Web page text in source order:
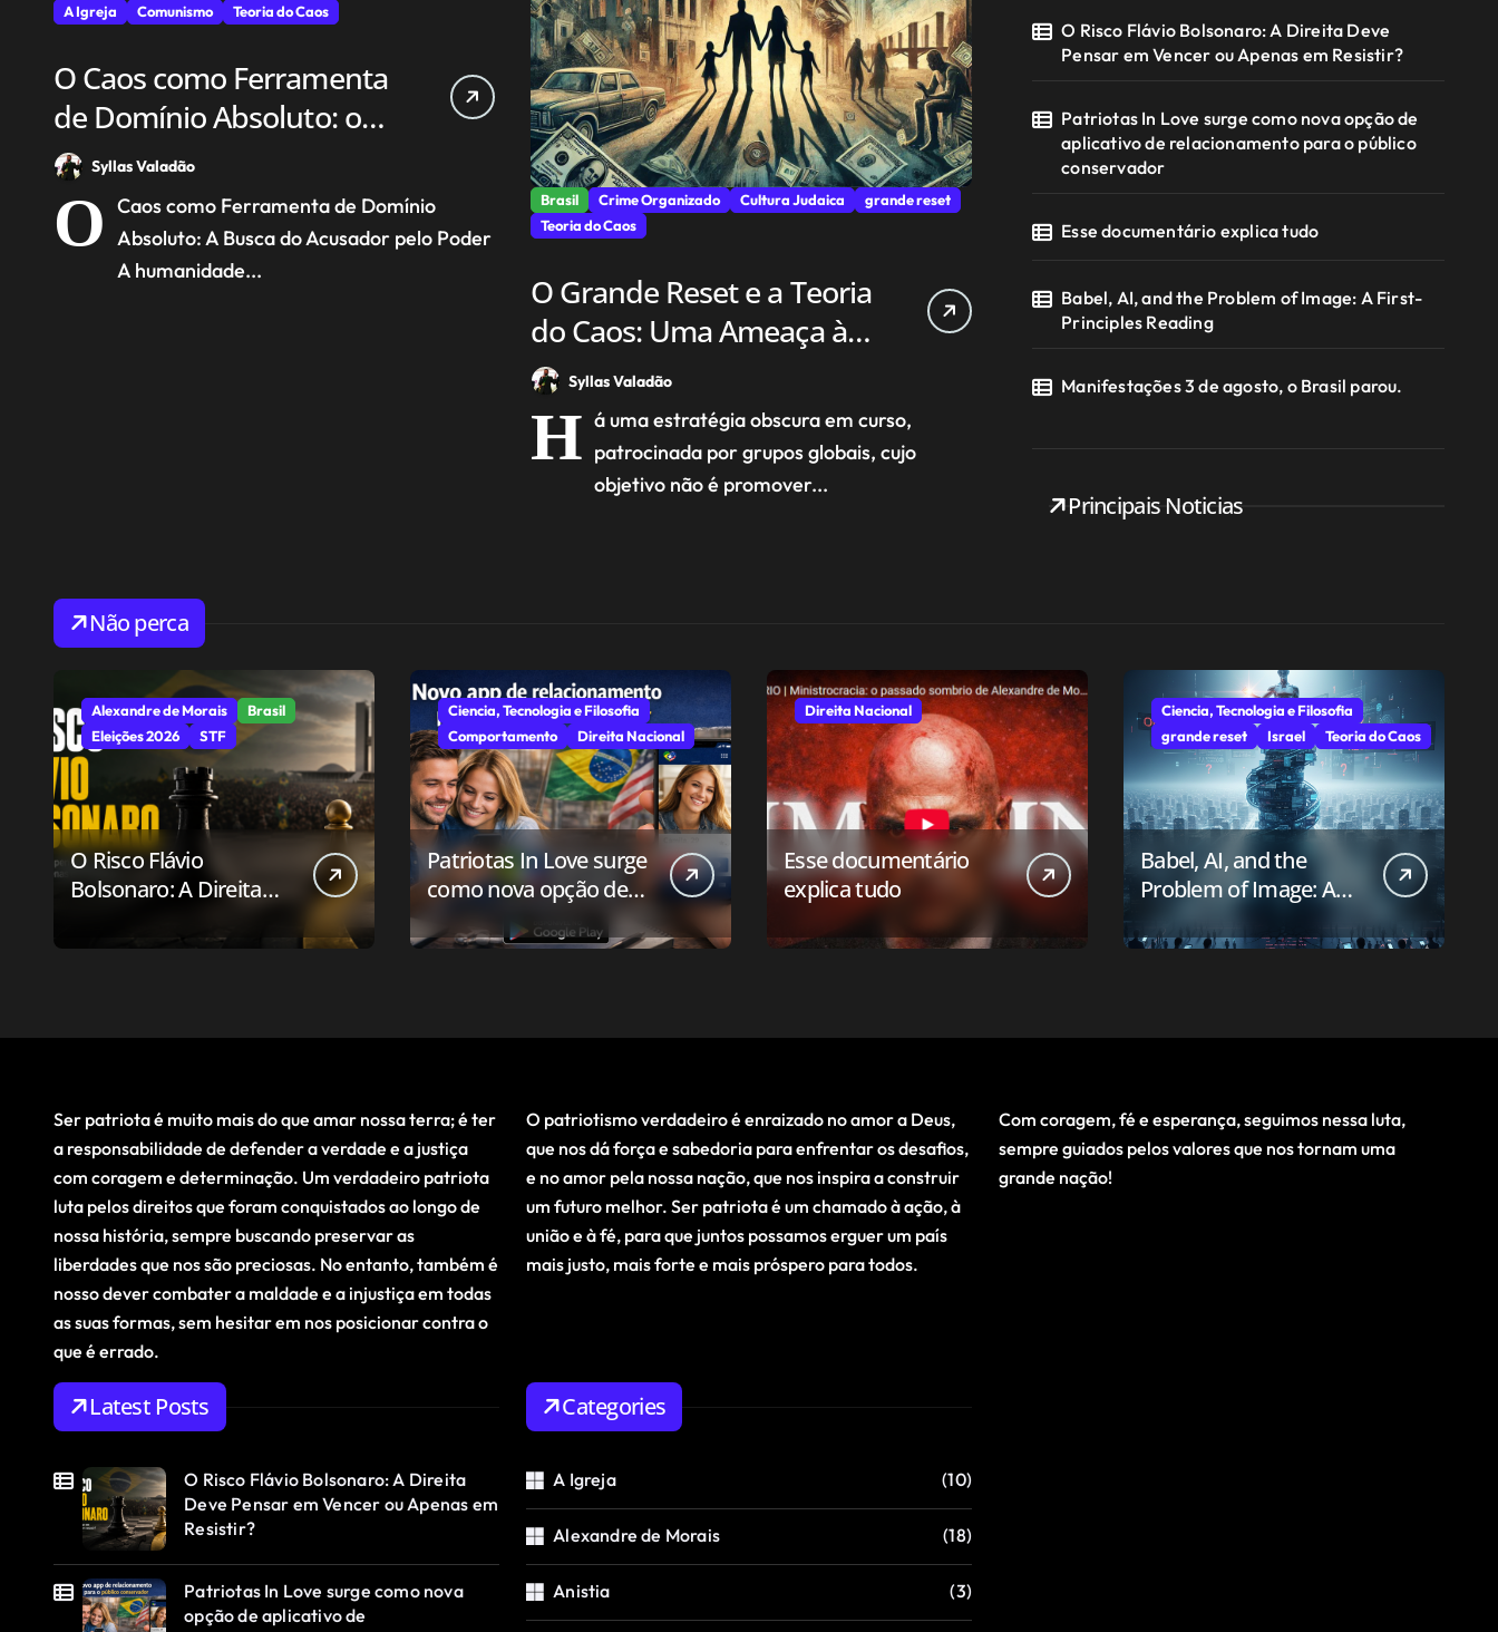
A Igreja Comunismo Teoria do Caos
O Caos como Ferramenta
de Domínio Absoluto: o
deus-diabo e a Busca por
ser igual a Deus
Syllas Valadão
O Caos como Ferramenta de Domínio
Absoluto: A Busca do Acusador pelo Poder
A humanidade...
Brasil Crime Organizado Cultura Judaica
grande reset
Teoria do Caos
O Grande Reset e a Teoria
do Caos: Uma Ameaça à
Estabilidade Nacional e
aos Valores Judaico-
Cristãos
Syllas Valadão
H á uma estratégia obscura em curso,
patrocinada por grupos globais, cujo
objetivo não é promover...
O Risco Flávio Bolsonaro: A Direita Deve
Pensar em Vencer ou Apenas em Resistir?
Patriotas In Love surge como nova opção de
aplicativo de relacionamento para o público
conservador
Esse documentário explica tudo
Babel, AI, and the Problem of Image: A First-
Principles Reading
Manifestações 3 de agosto, o Brasil parou.
Principais Noticias
Não perca
Alexandre de Morais
Brasil
Eleições 2026
STF
O Risco Flávio
Bolsonaro: A Direita
Vencer ou Apenas em
Ciencia, Tecnologia e Filosofia
Comportamento
Direita Nacional
Patriotas In Love surge
como nova opção de
aplicativo de
relacionamento para o
Direita Nacional
Esse documentário
explica tudo
Ciencia, Tecnologia e Filosofia
grande reset
Israel Teoria do Caos
Babel, AI, and the
Problem of Image: A
Ser patriota é muito mais do que amar nossa terra; é ter
a responsabilidade de defender a verdade e a justiça
com coragem e determinação. Um verdadeiro patriota
luta pelos direitos que foram conquistados ao longo de
nossa história, sempre buscando preservar as
liberdades que nos são preciosas. No entanto, também é
nosso dever combater a maldade e a injustiça em todas
as suas formas, sem hesitar em nos posicionar contra o
que é errado.
O patriotismo verdadeiro é enraizado no amor a Deus,
que nos dá força e sabedoria para enfrentar os desafios,
e no amor pela nossa nação, que nos inspira a construir
um futuro melhor. Ser patriota é um chamado à ação, à
união e à fé, para que juntos possamos erguer um país
mais justo, mais forte e mais próspero para todos.
Com coragem, fé e esperança, seguimos nessa luta,
sempre guiados pelos valores que nos tornam uma
grande nação!
Latest Posts
O Risco Flávio Bolsonaro: A Direita
Deve Pensar em Vencer ou Apenas em
Resistir?
Patriotas In Love surge como nova
opção de aplicativo de
Categories
A Igreja (10)
Alexandre de Morais (18)
Anistia (3)